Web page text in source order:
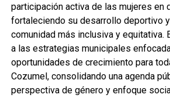
participación activa de las mujeres en
fortaleciendo su desarrollo deportivo
comunidad más inclusiva y equitativa.
a las estrategias municipales
oportunidades de crecimiento para
Cozumel, consolidando una agenda
perspectiva de género y enfoque